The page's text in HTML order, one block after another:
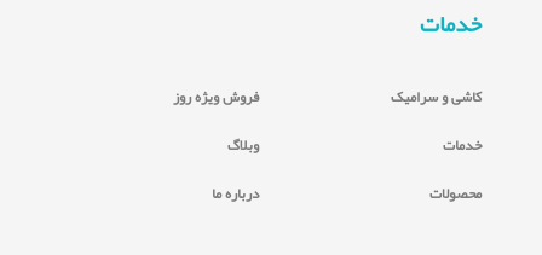
خدمات
کاشی و سرامیک
خدمات
محصولات
فروش ویژه روز
وبلاگ
درباره ما